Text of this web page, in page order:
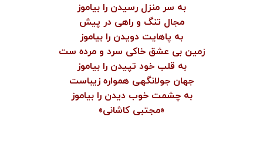
به سر منزل رسیدن را بیاموز
مجال تنگ و راهی در پیش
به پاهایت دویدن را بیاموز
زمین بی عشق خاکی سرد و مرده ست
به قلب خود تپیدن را بیاموز
جهان جولانگهی همواره زیباست
به چشمت خوب دیدن را بیاموز
«مجتبی کاشانی»